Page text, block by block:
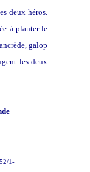
deux héros.
à planter le
galop
les deux
1-